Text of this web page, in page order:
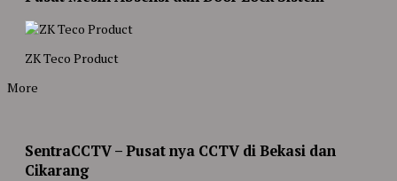
ZK Teco Product
More
SentraCCTV – Pusat nya CCTV di Bekasi dan
Cikarang